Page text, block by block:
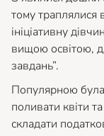
тому траплялися
ініціативну
вищою освітою,
завдань”.
Популярною
поливати квіти
складати